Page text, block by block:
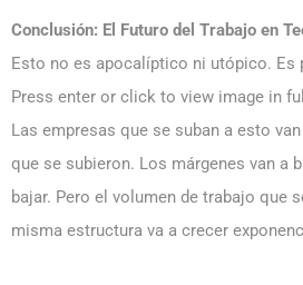
Conclusión: El Futuro del Trabajo en
Esto no es apocalíptico ni utópico. Es
Press enter or click to view image in
Las empresas que se suban a esto
que se subieron. Los márgenes van a
bajar. Pero el volumen de trabajo que
misma estructura va a crecer